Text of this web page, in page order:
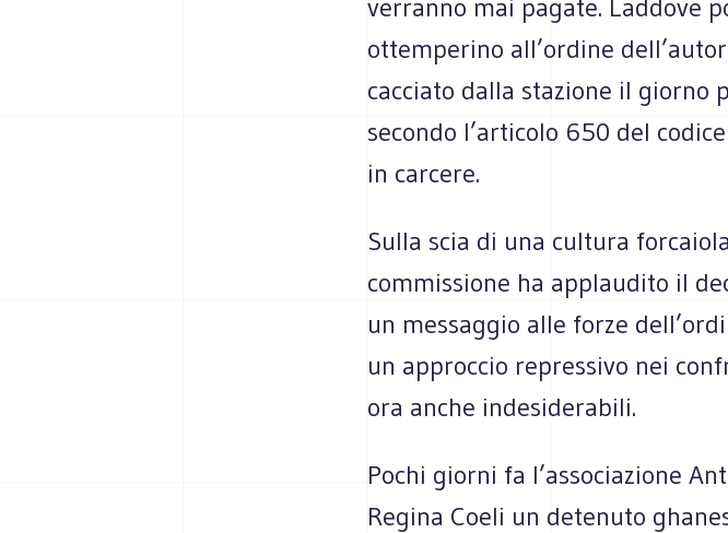
verranno mai pagate. Laddove
ottemperino all’ordine
cacciato dalla stazione il giorno
secondo l’articolo 650 del
in carcere.
Sulla scia di una cultura
commissione ha applaudito il
un messaggio alle forze
un approccio repressivo nei
ora anche indesiderabili.
Pochi giorni fa l’associazione
Regina Coeli un detenuto